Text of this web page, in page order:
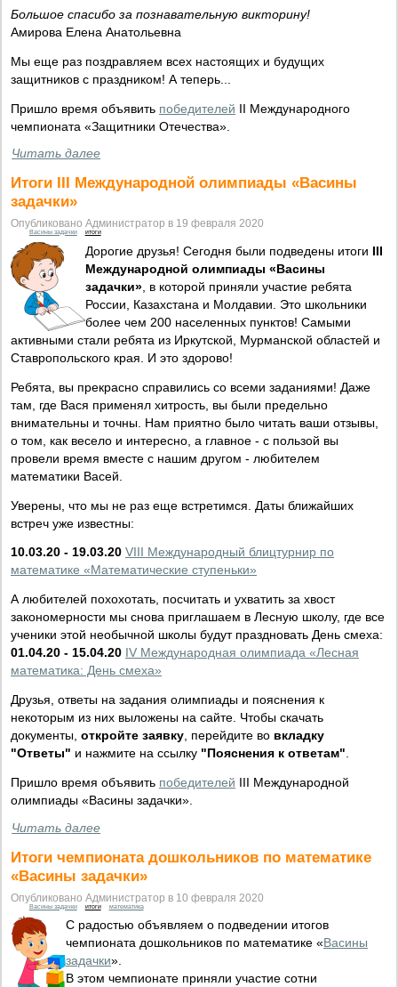
Большое спасибо за познавательную викторину!
Амирова Елена Анатольевна
Мы еще раз поздравляем всех настоящих и будущих
защитников с праздником! А теперь...
Пришло время объявить победителей II Международного
чемпионата «Защитники Отечества».
Читать далее
Итоги III Международной олимпиады «Васины
задачки»
Опубликовано Администратор в 19 февраля 2020
Васины задачки итоги
Дорогие друзья! Сегодня были подведены итоги III
Международной олимпиады «Васины
задачки» , в которой приняли участие ребята
России, Казахстана и Молдавии. Это школьники
более чем 200 населенных пунктов! Самыми
активными стали ребята из Иркутской, Мурманской областей и
Ставропольского края. И это здорово!
Ребята, вы прекрасно справились со всеми заданиями! Даже
там, где Вася применял хитрость, вы были предельно
внимательны и точны. Нам приятно было читать ваши отзывы,
о том, как весело и интересно, а главное - с пользой вы
провели время вместе с нашим другом - любителем
математики Васей.
Уверены, что мы не раз еще встретимся. Даты ближайших
встреч уже известны:
10.03.20 - 19.03.20 VIII Международный блицтурнир по
математике «Математические ступеньки»
А любителей похохотать, посчитать и ухватить за хвост
закономерности мы снова приглашаем в Лесную школу, где все
ученики этой необычной школы будут праздновать День смеха:
01.04.20 - 15.04.20 IV Международная олимпиада «Лесная
математика: День смеха»
Друзья, ответы на задания олимпиады и пояснения к
некоторым из них выложены на сайте. Чтобы скачать
документы, откройте заявку, перейдите во вкладку
"Ответы" и нажмите на ссылку "Пояснения к ответам".
Пришло время объявить победителей III Международной
олимпиады «Васины задачки».
Читать далее
Итоги чемпионата дошкольников по математике
«Васины задачки»
Опубликовано Администратор в 10 февраля 2020
Васины задачки итоги математика
С радостью объявляем о подведении итогов
чемпионата дошкольников по математике «Васины
задачки».
В этом чемпионате приняли участие сотни